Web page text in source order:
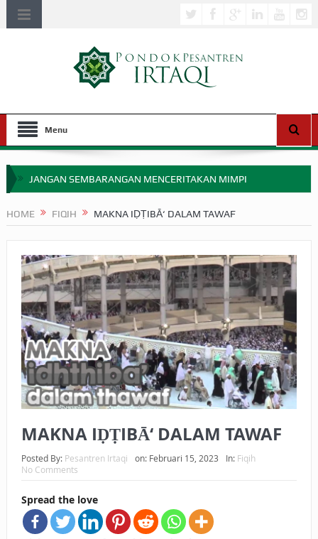
Menu
JANGAN SEMBARANGAN MENCERITAKAN MIMPI
APA HUKUM MEMPERCEPAT PEMBAYARAN ZAKAT
SEBELUM TIBA SAAT WAJIB?
HAKIKAT NIKMAT DI DUNIA!
BAGAIMANA CARA MEMBAYAR ZAKAT UANG?
UANG HARAM BISA MENJADI HALAL JIKA SEBAB
KEPEMILIKANNYA BERUBAH
HUKUM MEMBAYAR ZAKAT DENGAN CARA MENGANGSUR
HUKUM MEMBAYAR ZAKAT KEPADA KERABAT SENDIRI
HOME FIQIH MAKNA IḌṬIBĀ‘ DALAM TAWAF
MAKNA IḌṬIBĀ‘ DALAM TAWAF
Posted By: Pesantren Irtaqi on: Februari 15, 2023 In: Fiqih
No Comments
Spread the love